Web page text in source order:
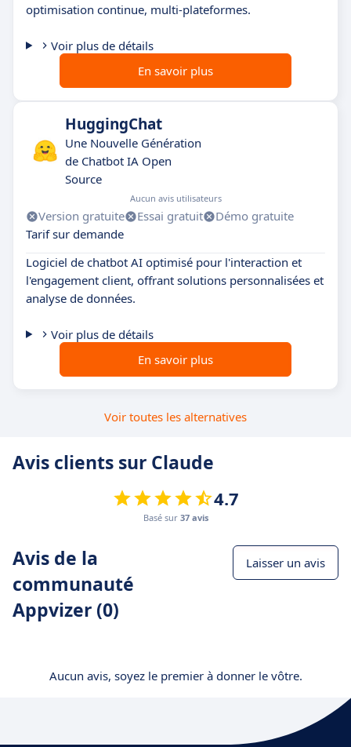
optimisation continue, multi-plateformes.
Voir plus de détails
En savoir plus
HuggingChat
Une Nouvelle Génération
de Chatbot IA Open
Source
Aucun avis utilisateurs
Version gratuite Essai gratuit
Démo gratuite
Tarif sur demande
Logiciel de chatbot AI optimisé pour l'interaction et
l'engagement client, offrant solutions personnalisées et
analyse de données.
Voir plus de détails
En savoir plus
Voir toutes les alternatives
Avis clients sur Claude
4.7
Basé sur 37 avis
Avis de la
communauté
Appvizer (0)
Laisser un avis
Aucun avis, soyez le premier à donner le vôtre.